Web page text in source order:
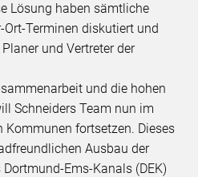
Lösung haben sämtliche
Terminen diskutiert und
und Vertreter der
und die hohen
Schneiders Team nun im
fortsetzen. Dieses
Ausbau der
Ems-Kanals (DEK)